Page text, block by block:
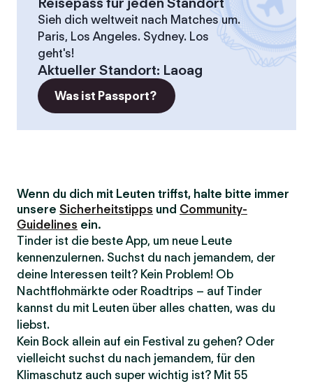
Sieh dich weltweit nach Matches um.
Paris, Los Angeles. Sydney. Los
geht's!
Aktueller Standort: Laoag
Was ist Passport?
Wenn du dich mit Leuten triffst, halte bitte immer
unsere Sicherheitstipps und Community-
Guidelines ein.
Tinder ist die beste App, um neue Leute
kennenzulernen. Suchst du nach jemandem, der
deine Interessen teilt? Kein Problem! Ob
Nachtflohmärkte oder Roadtrips – auf Tinder
kannst du mit Leuten über alles chatten, was du
liebst.
Kein Bock allein auf ein Festival zu gehen? Oder
vielleicht suchst du nach jemandem, für den
Klimaschutz auch super wichtig ist? Mit 55